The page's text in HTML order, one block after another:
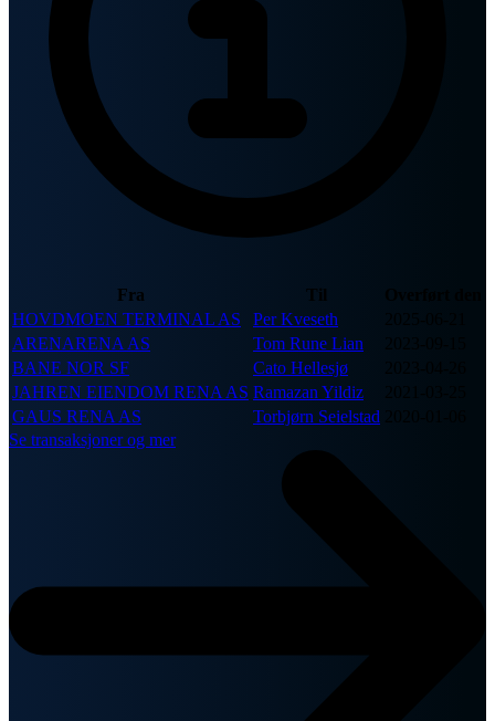
Fra Til
HOVDMOEN TERMINAL AS
Per Kveseth
ARENARENA AS
Tom Rune Lian
BANE NOR SF
Cato Hellesjø
JAHREN EIENDOM RENA AS Ramazan Yildiz
GAUS RENA AS
Torbjørn Seielstad
Se transaksjoner og mer